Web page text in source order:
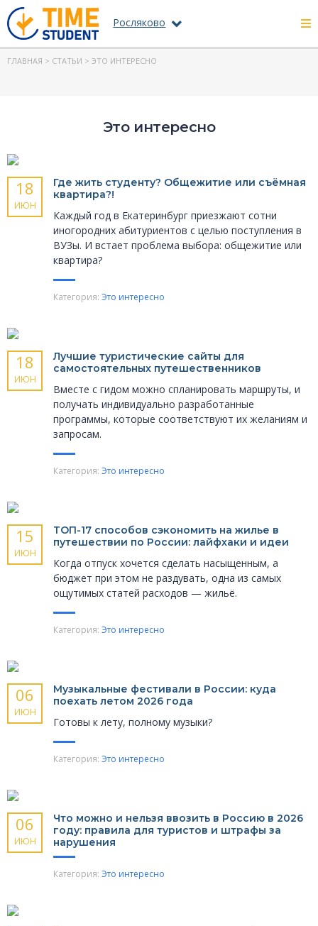
Росляково
ГЛАВНАЯ > СТАТЬИ > ЭТО ИНТЕРЕСНО
Это интересно
18
ИЮН
Где жить студенту? Общежитие или съёмная
квартира?!
Каждый год в Екатеринбург приезжают сотни
иногородних абитуриентов с целью поступления в
ВУЗы. И встает проблема выбора: общежитие или
квартира?
Категория: Это интересно
18
ИЮН
Лучшие туристические сайты для
самостоятельных путешественников
Вместе с гидом можно спланировать маршруты, и
получать индивидуально разработанные
программы, которые соответствуют их желаниям и
запросам.
Категория: Это интересно
15
ИЮН
ТОП-17 способов сэкономить на жилье в
путешествии по России: лайфхаки и идеи
Когда отпуск хочется сделать насыщенным, а
бюджет при этом не раздувать, одна из самых
ощутимых статей расходов — жильё.
Категория: Это интересно
06
ИЮН
Музыкальные фести­вали в России: куда
поехать летом 2026 года
Готовы к лету, полному музыки?
Категория: Это интересно
06
ИЮН
Что можно и нельзя ввозить в Россию в 2026
году: правила для туристов и штрафы за
нарушения
Категория: Это интересно